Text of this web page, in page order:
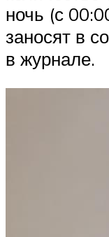
ночь (с
заносят в
в журнале.